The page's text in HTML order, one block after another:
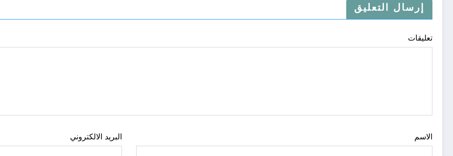
إرسال التعليق
تعليقات
الاسم البريد الالكتروني